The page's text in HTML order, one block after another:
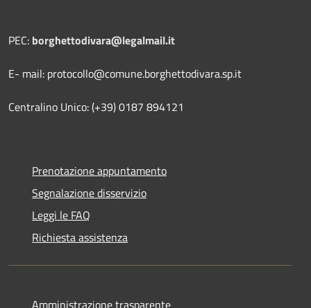
PEC: borghettodivara@legalmail.it
E- mail: protocollo@comune.borghettodivara.sp.it
Centralino Unico: (+39) 0187 894121
Prenotazione appuntamento
Segnalazione disservizio
Leggi le FAQ
Richiesta assistenza